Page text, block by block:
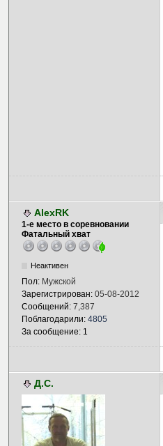
AlexRK
1-е место в соревновании
Фатальный хват
Неактивен
Пол: Мужской
Зарегистрирован: 05-08-2012
Сообщений: 7,387
Поблагодарили: 4805
За сообщение: 1
Д.С.